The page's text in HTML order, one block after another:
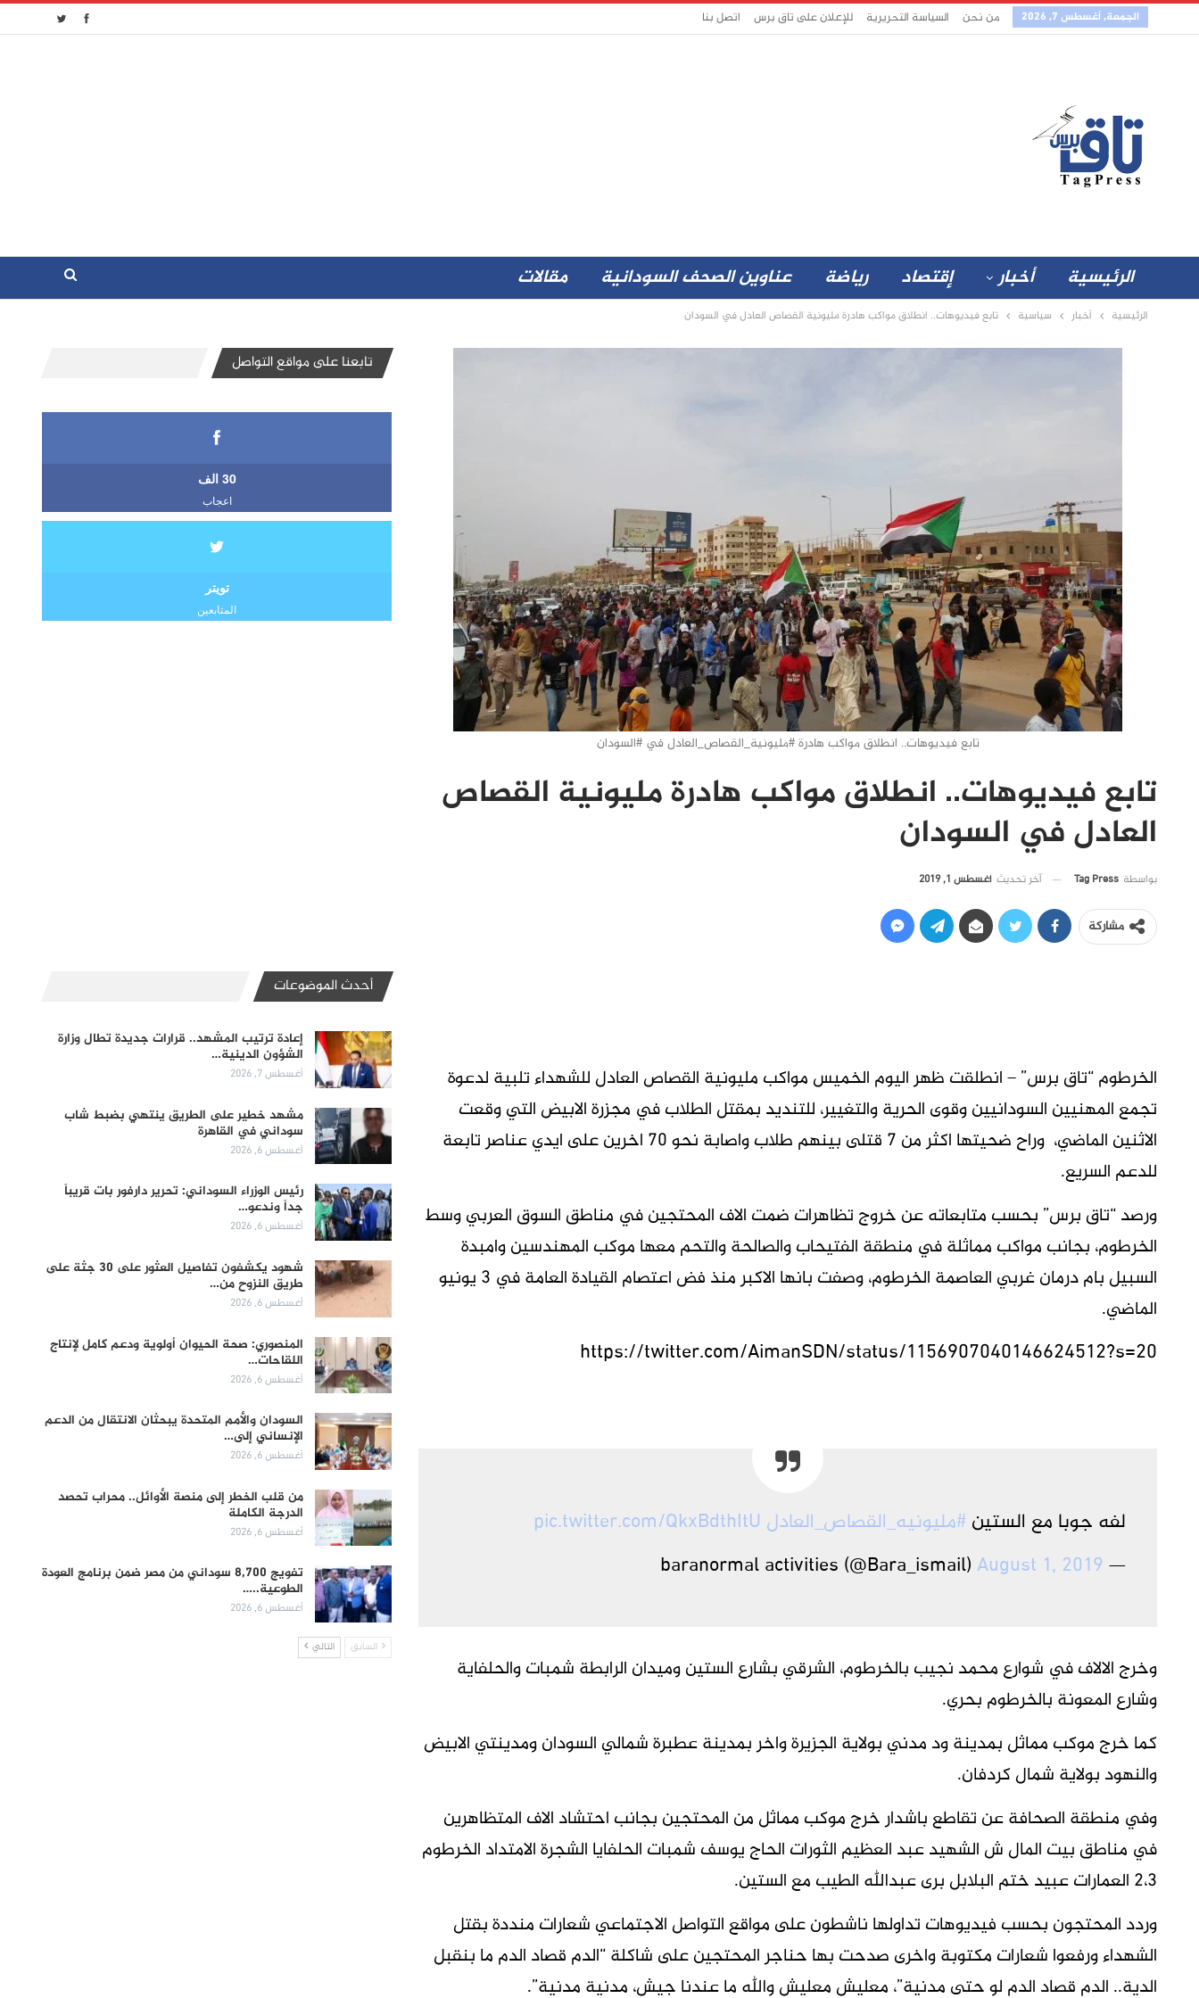
الجمعة, أغسطس 7, 2026 من نحن السياسة التحريرية للإعلان على تاق برس اتصل بنا
الرئيسية أخبار إقتصاد رياضة عناوين الصحف السودانية مقالات
الرئيسية أخبار سياسية تابع فيديوهات.. انطلاق مواكب هادرة مليونية القصاص العادل في السودان
تابع فيديوهات.. انطلاق مواكب هادرة #مليونية_القصاص_العادل في #السودان
تابع فيديوهات.. انطلاق مواكب هادرة مليونية القصاص
العادل في السودان
بواسطة Tag Press آخر تحديث أغسطس 1, 2019
مشاركة
الخرطوم “تاق برس” – انطلقت ظهر اليوم الخميس مواكب مليونية القصاص العادل للشهداء تلبية لدعوة
تجمع المهنيين السودانيين وقوى الحرية والتغيير، للتنديد بمقتل الطلاب في مجزرة الابيض التي وقعت
الاثنين الماضي، وراح ضحيتها اكثر من 7 قتلى بينهم طلاب واصابة نحو 70 اخرين على ايدي عناصر تابعة
للدعم السريع.
ورصد “تاق برس” بحسب متابعاته عن خروج تظاهرات ضمت الاف المحتجين في مناطق السوق العربي وسط
الخرطوم، بجانب مواكب مماثلة في منطقة الفتيحاب والصالحة والتحم معها موكب المهندسين وامبدة
السبيل بام درمان غربي العاصمة الخرطوم، وصفت بانها الاكبر منذ فض اعتصام القيادة العامة في 3 يونيو
الماضي.
https://twitter.com/AimanSDN/status/1156907040146624512?s=20
لفه جوبا مع الستين#مليونيه_القصاص_العادل pic.twitter.com/QkxBdthItU
— baranormal activities (@Bara_ismail)
August 1, 2019
وخرج الالاف في شوارع محمد نجيب بالخرطوم، الشرقي بشارع الستين وميدان الرابطة شمبات والحلفاية
وشارع المعونة بالخرطوم بحري.
كما خرج موكب مماثل بمدينة ود مدني بولاية الجزيرة واخر بمدينة عطبرة شمالي السودان ومدينتي الابيض
والنهود بولاية شمال كردفان.
وفي منطقة الصحافة عن تقاطع باشدار خرج موكب مماثل من المحتجين بجانب احتشاد الاف المتظاهرين
في مناطق بيت المال ش الشهيد عبد العظيم الثورات الحاج يوسف شمبات الحلفايا الشجرة الامتداد الخرطوم
٢،٣ العمارات عبيد ختم البلابل برى عبدالله الطيب مع الستين.
وردد المحتجون بحسب فيديوهات تداولها ناشطون على مواقع التواصل الاجتماعي شعارات منددة بقتل
الشهداء ورفعوا شعارات مكتوبة واخرى صدحت بها حناجر المحتجين على شاكلة “الدم قصاد الدم ما بنقبل
الدية.. الدم قصاد الدم لو حتى مدنية”، معليش معليش والله ما عندنا جيش، مدنية مدنية”.
تابعنا على مواقع التواصل
30 الف
اعجاب
تويتر
المتابعين
أحدث الموضوعات
إعادة ترتيب المشهد.. قرارات جديدة تطال وزارة
الشؤون الدينية…
أغسطس 7, 2026
مشهد خطير على الطريق ينتهي بضبط شاب
سوداني في القاهرة
أغسطس 6, 2026
رئيس الوزراء السوداني: تحرير دارفور بات قريباً
جداً وندعو…
أغسطس 6, 2026
شهود يكشفون تفاصيل العثور على 30 جثة على
طريق النزوح من…
أغسطس 6, 2026
المنصوري: صحة الحيوان أولوية ودعم كامل لإنتاج
اللقاحات…
أغسطس 6, 2026
السودان والأمم المتحدة يبحثان الانتقال من الدعم
الإنساني إلى…
أغسطس 6, 2026
من قلب الخطر إلى منصة الأوائل.. محراب تحصد
الدرجة الكاملة
أغسطس 6, 2026
تفويج 8,700 سوداني من مصر ضمن برنامج العودة
الطوعية..…
أغسطس 6, 2026
السابق التالي